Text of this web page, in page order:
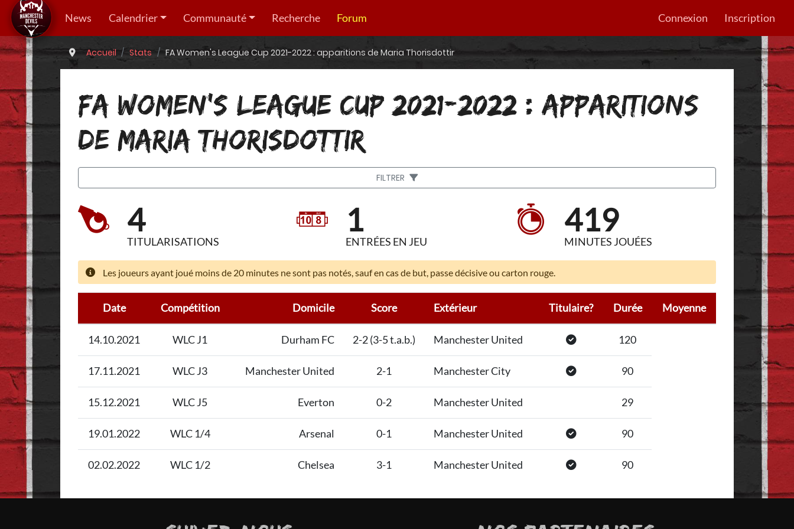
News Calendrier Communauté Recherche Forum Connexion Inscription
Accueil Stats FA Women's League Cup 2021-2022 : apparitions de Maria Thorisdottir
FA WOMEN'S LEAGUE CUP 2021-2022 : APPARITIONS
DE MARIA THORISDOTTIR
FILTRER
4
TITULARISATIONS
1
ENTRÉES EN JEU
419
MINUTES JOUÉES
Les joueurs ayant joué moins de 20 minutes ne sont pas notés, sauf en cas de but, passe décisive ou carton rouge.
Date Compétition Domicile Score Extérieur Titulaire? Durée Moyenne
14.10.2021 WLC J1 Durham FC 2-2 (3-5 t.a.b.) Manchester United 120
17.11.2021 WLC J3 Manchester United 2-1 Manchester City 90
15.12.2021 WLC J5 Everton 0-2 Manchester United 29
19.01.2022 WLC 1/4 Arsenal 0-1 Manchester United 90
02.02.2022 WLC 1/2 Chelsea 3-1 Manchester United 90